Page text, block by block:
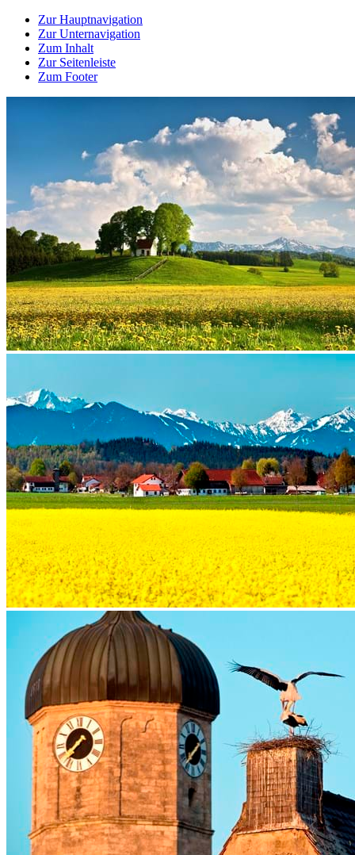
Zur Hauptnavigation
Zur Unternavigation
Zum Inhalt
Zur Seitenleiste
Zum Footer